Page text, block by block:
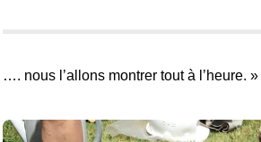
…. nous l’allons montrer tout à l’heure. »